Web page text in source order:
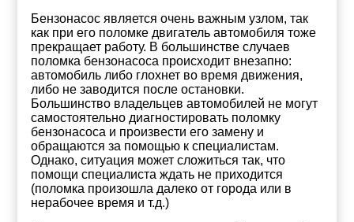
Бензонасос является очень важным узлом, так
как при его поломке двигатель автомобиля тоже
прекращает работу. В большинстве случаев
поломка бензонасоса происходит внезапно:
автомобиль либо глохнет во время движения,
либо не заводится после остановки.
Большинство владельцев автомобилей не могут
самостоятельно диагностировать поломку
бензонасоса и произвести его замену и
обращаются за помощью к специалистам.
Однако, ситуация может сложиться так, что
помощи специалиста ждать не приходится
(поломка произошла далеко от города или в
нерабочее время и т.д.)